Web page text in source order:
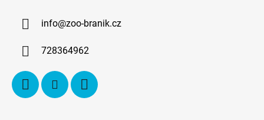
info@zoo-branik.cz
728364962